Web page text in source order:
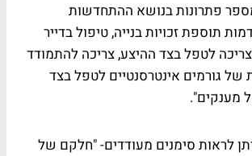
מספר פתרונות בנושא ההתחדשות
תוספת זכויות בנייה, טיפול בדייר
לטפל בצד ההיצע, צריכה להתמודד
של גורמים אינטרסנטיים לטפל בצד
מענקים".
לראות סימנים מעודדים- "חלקם של